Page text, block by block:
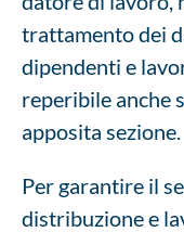
trattamento dei
dipendenti e
reperibile anche
apposita sezione.
Per garantire il
distribuzione e